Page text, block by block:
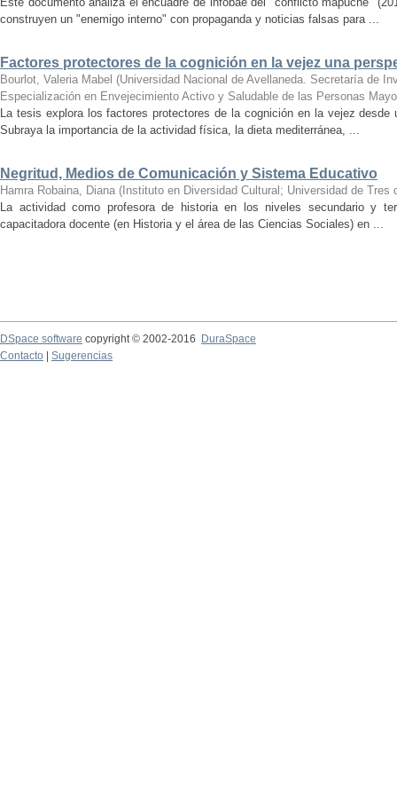
construyen un "enemigo interno" con propaganda y noticias falsas para ...
Factores protectores de la cognición en la vejez una
Bourlot, Valeria Mabel (Universidad Nacional de Avellaneda. Secretaría de
Especialización en Envejecimiento Activo y Saludable de las Personas
La tesis explora los factores protectores de la cognición en la vejez
Subraya la importancia de la actividad física, la dieta mediterránea, ...
Negritud, Medios de Comunicación y Sistema Educativo
Hamra Robaina, Diana ( Instituto en Diversidad Cultural; Universidad de Tres
La actividad como profesora de historia en los niveles secundario y
capacitadora docente (en Historia y el área de las Ciencias Sociales) en ...
DSpace software copyright © 2002-2016
DuraSpace
Contacto
Sugerencias